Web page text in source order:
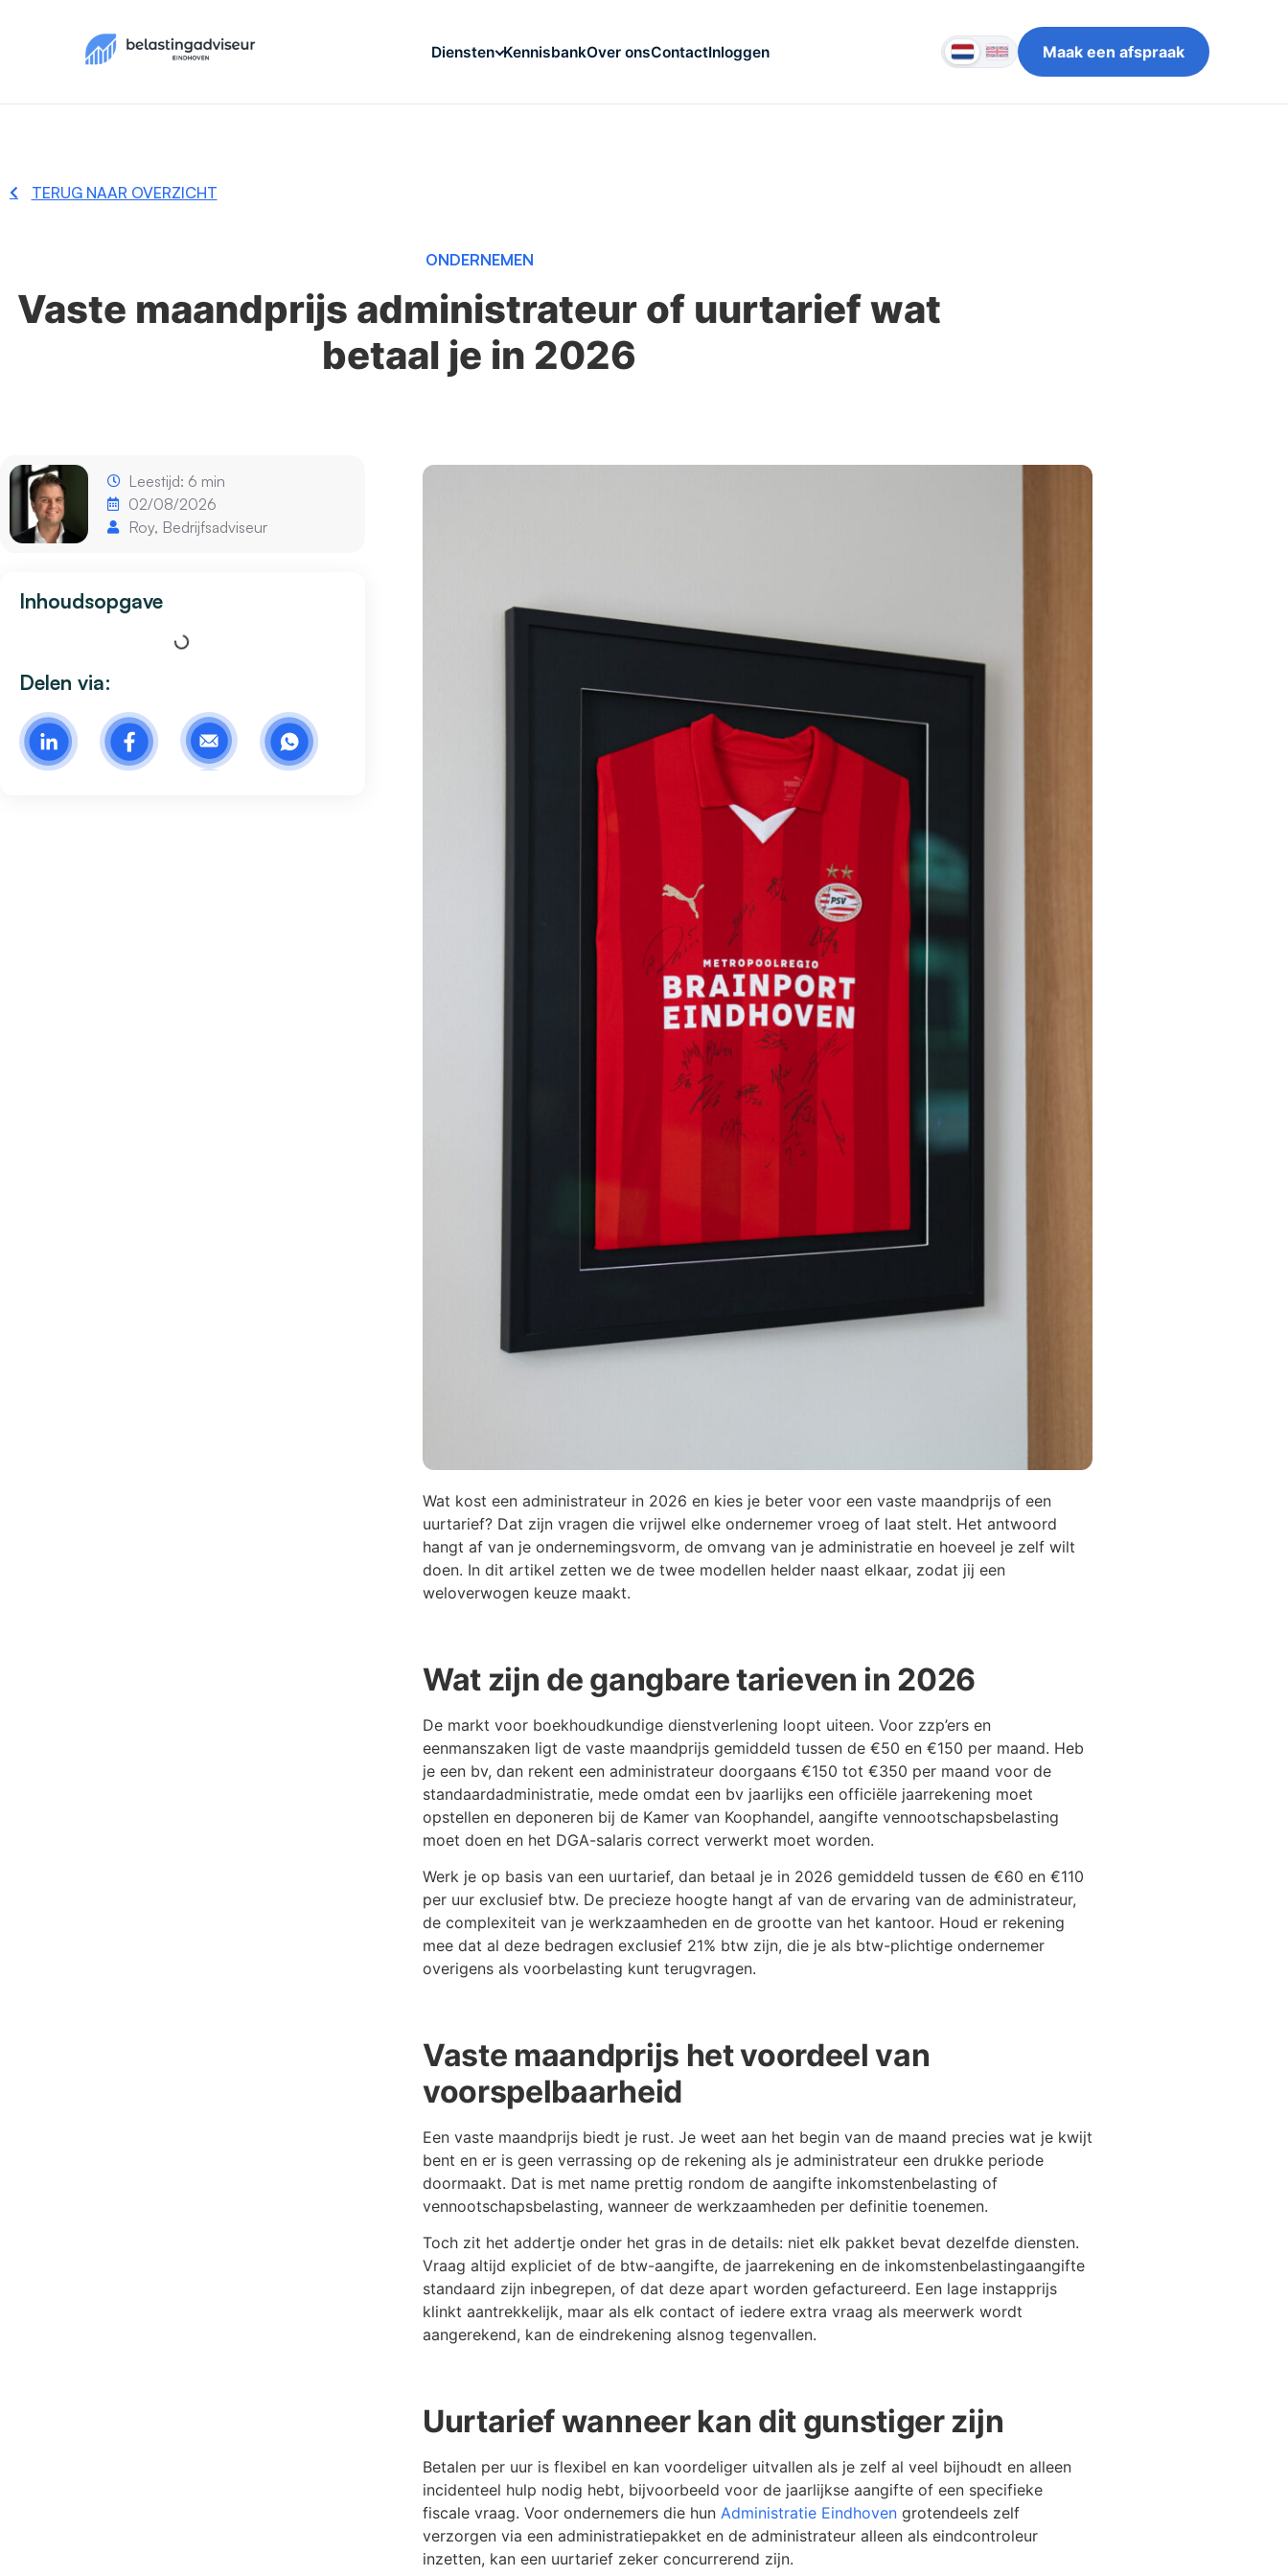
Diensten KennisbankOver onsContactInloggen Maak een afspraak
TERUG NAAR OVERZICHT
ONDERNEMEN
Vaste maandprijs administrateur of uurtarief wat
betaal je in 2026
Leestijd: 6 min
02/08/2026
Roy, Bedrijfsadviseur
Inhoudsopgave
Delen via:
Wat kost een administrateur in 2026 en kies je beter voor een vaste maandprijs of een
uurtarief? Dat zijn vragen die vrijwel elke ondernemer vroeg of laat stelt. Het antwoord
hangt af van je ondernemingsvorm, de omvang van je administratie en hoeveel je zelf wilt
doen. In dit artikel zetten we de twee modellen helder naast elkaar, zodat jij een
weloverwogen keuze maakt.
Wat zijn de gangbare tarieven in 2026
De markt voor boekhoudkundige dienstverlening loopt uiteen. Voor zzp’ers en
eenmanszaken ligt de vaste maandprijs gemiddeld tussen de €50 en €150 per maand. Heb
je een bv, dan rekent een administrateur doorgaans €150 tot €350 per maand voor de
standaardadministratie, mede omdat een bv jaarlijks een officiële jaarrekening moet
opstellen en deponeren bij de Kamer van Koophandel, aangifte vennootschapsbelasting
moet doen en het DGA-salaris correct verwerkt moet worden.
Werk je op basis van een uurtarief, dan betaal je in 2026 gemiddeld tussen de €60 en €110
per uur exclusief btw. De precieze hoogte hangt af van de ervaring van de administrateur,
de complexiteit van je werkzaamheden en de grootte van het kantoor. Houd er rekening
mee dat al deze bedragen exclusief 21% btw zijn, die je als btw-plichtige ondernemer
overigens als voorbelasting kunt terugvragen.
Vaste maandprijs het voordeel van
voorspelbaarheid
Een vaste maandprijs biedt je rust. Je weet aan het begin van de maand precies wat je kwijt
bent en er is geen verrassing op de rekening als je administrateur een drukke periode
doormaakt. Dat is met name prettig rondom de aangifte inkomstenbelasting of
vennootschapsbelasting, wanneer de werkzaamheden per definitie toenemen.
Toch zit het addertje onder het gras in de details: niet elk pakket bevat dezelfde diensten.
Vraag altijd expliciet of de btw-aangifte, de jaarrekening en de inkomstenbelastingaangifte
standaard zijn inbegrepen, of dat deze apart worden gefactureerd. Een lage instapprijs
klinkt aantrekkelijk, maar als elk contact of iedere extra vraag als meerwerk wordt
aangerekend, kan de eindrekening alsnog tegenvallen.
Uurtarief wanneer kan dit gunstiger zijn
Betalen per uur is flexibel en kan voordeliger uitvallen als je zelf al veel bijhoudt en alleen
incidenteel hulp nodig hebt, bijvoorbeeld voor de jaarlijkse aangifte of een specifieke
fiscale vraag. Voor ondernemers die hun Administratie Eindhovengrotendeels zelf
verzorgen via een administratiepakket en de administrateur alleen als eindcontroleur
inzetten, kan een uurtarief zeker concurrerend zijn.